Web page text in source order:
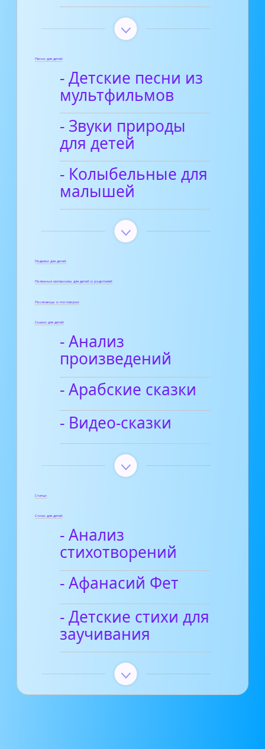
Песни для детей
- Детские песни из
мультфильмов
- Звуки природы
для детей
- Колыбельные для
малышей
Поделки для детей
Полезные материалы для детей и родителей
Пословицы и поговорки
Сказки для детей
- Анализ
произведений
- Арабские сказки
- Видео-сказки
Статьи
Стихи для детей
- Анализ
стихотворений
- Афанасий Фет
- Детские стихи для
заучивания